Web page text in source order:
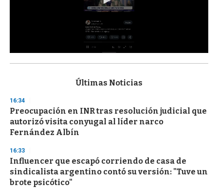
s
d
s
o
f
3
s
e
c
o
n
Últimas Noticias
16:34
Preocupación en INR tras resolución judicial que
autorizó visita conyugal al líder narco
Fernández Albín
16:33
Influencer que escapó corriendo de casa de
sindicalista argentino contó su versión: "Tuve un
brote psicótico"